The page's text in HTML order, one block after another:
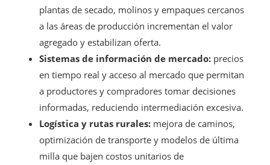
plantas de secado, molinos y empaques cercanos
a las áreas de producción incrementan el valor
agregado y estabilizan oferta.
Sistemas de información de mercado: precios
en tiempo real y acceso al mercado que permitan
a productores y compradores tomar decisiones
informadas, reduciendo intermediación excesiva.
Logística y rutas rurales: mejora de caminos,
optimización de transporte y modelos de última
milla que bajen costos unitarios de